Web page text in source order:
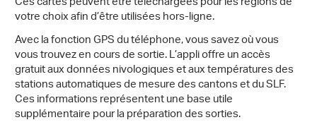
votre choix afin d’être utilisées hors-ligne.
Avec la fonction GPS du téléphone, vous savez où vous
vous trouvez en cours de sortie. L’appli offre un accès
gratuit aux données nivologiques et aux températures des
stations automatiques de mesure des cantons et du SLF.
Ces informations représentent une base utile
supplémentaire pour la préparation des sorties.